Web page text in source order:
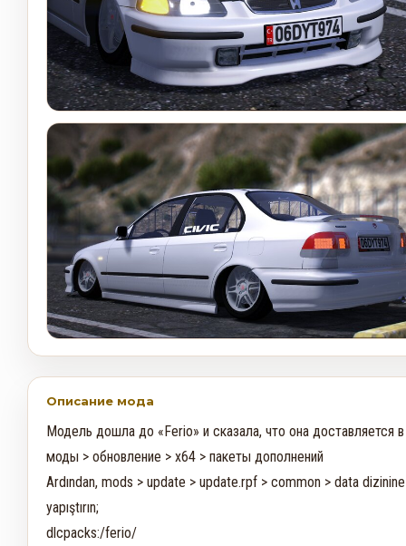
Описание мода
Модель дошла до «Ferio» и сказала, что она доставляется
моды > обновление > x64 > пакеты дополнений
Ardından, mods > update > update.rpf > common > data
yapıştırın;
dlcpacks:/ferio/